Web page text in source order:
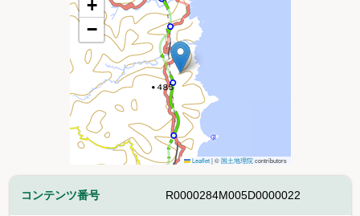
+
−
Leaflet |©国土地理院contributors
コンテンツ番号 R0000284M005D0000022